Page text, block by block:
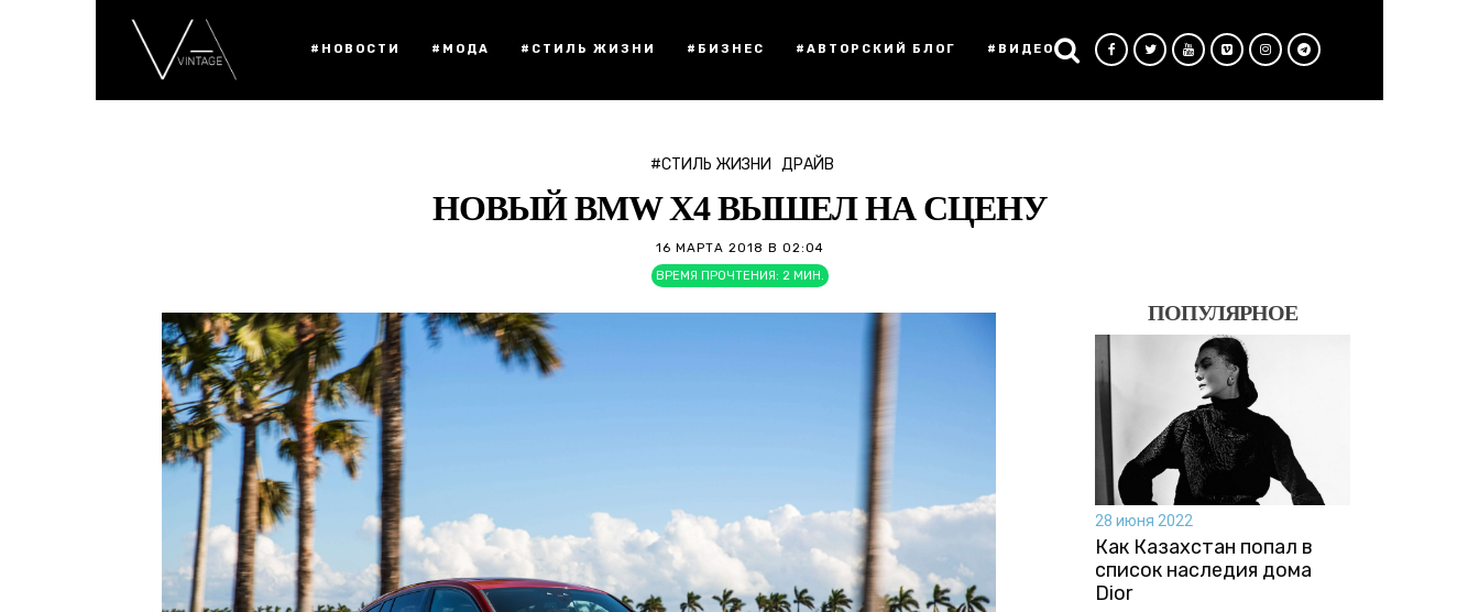
#НОВОСТИ #МОДА #СТИЛЬ ЖИЗНИ #БИЗНЕС #АВТОРСКИЙ БЛОГ #ВИДЕО
#СТИЛЬ ЖИЗНИ ДРАЙВ
НОВЫЙ BMW X4 ВЫШЕЛ НА СЦЕНУ
16 МАРТА 2018 В 02:04
ВРЕМЯ ПРОЧТЕНИЯ: 2 МИН.
ПОПУЛЯРНОЕ
28 июня 2022
Как Казахстан попал в
список наследия дома
Dior